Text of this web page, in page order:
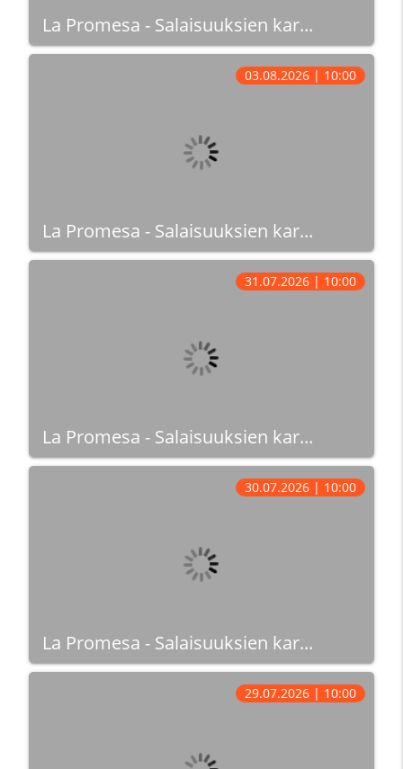
La Promesa - Salaisuuksien kar...
La Promesa - Salaisuuksien kar...
03.08.2026 | 10:00
La Promesa - Salaisuuksien kar...
31.07.2026 | 10:00
La Promesa - Salaisuuksien kar...
30.07.2026 | 10:00
29.07.2026 | 10:00